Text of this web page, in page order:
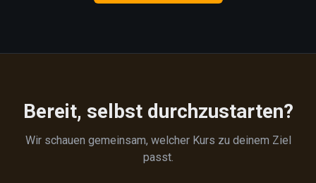
Bereit, selbst durchzustarten?
Wir schauen gemeinsam, welcher Kurs zu deinem Ziel
passt.